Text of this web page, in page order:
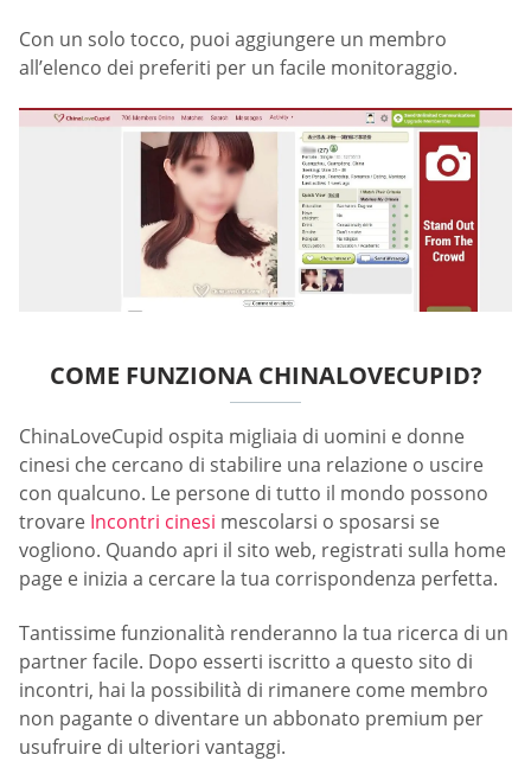
Con un solo tocco, puoi aggiungere un membro
all’elenco dei preferiti per un facile monitoraggio.
COME FUNZIONA CHINALOVECUPID?
ChinaLoveCupid ospita migliaia di uomini e donne
cinesi che cercano di stabilire una relazione o uscire
con qualcuno. Le persone di tutto il mondo possono
trovare Incontri cinesi mescolarsi o sposarsi se
vogliono. Quando apri il sito web, registrati sulla home
page e inizia a cercare la tua corrispondenza perfetta.
Tantissime funzionalità renderanno la tua ricerca di un
partner facile. Dopo esserti iscritto a questo sito di
incontri, hai la possibilità di rimanere come membro
non pagante o diventare un abbonato premium per
usufruire di ulteriori vantaggi.